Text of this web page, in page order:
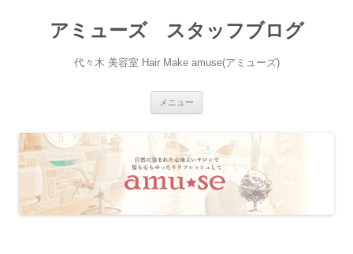
アミューズ スタッフブログ
代々木 美容室 Hair Make amuse(アミューズ)
メニュー
へ
ス
キ
ッ
プ